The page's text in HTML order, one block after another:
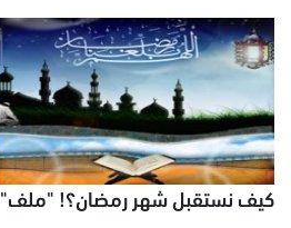
كيف نستقبل شهر رمضان؟! "ملف"